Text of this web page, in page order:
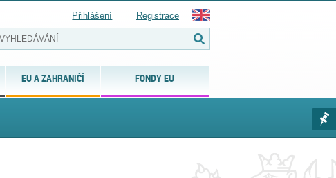
EU A ZAHRANIČÍ FONDY EU
Přihlášení Registrace